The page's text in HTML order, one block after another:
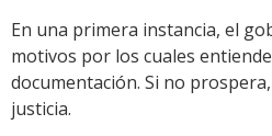
En una primera instancia, el
motivos por los cuales
documentación. Si no
justicia.